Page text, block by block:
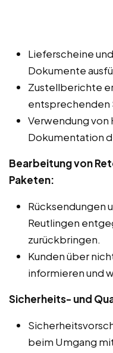
Lieferscheine
Dokumente
Zustellberichte
Verwendung von
Dokumentation
Bearbeitung von
Paketen:
Rücksendungen
Reutlingen
zurückbringen.
Kunden über
informieren und
Sicherheits- und
beim Umgang